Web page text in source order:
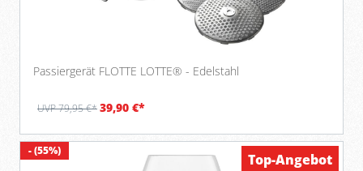
Passiergerät FLOTTE LOTTE® - Edelstahl
UVP 79,95 €*39,90 €*
- (55%)
Verfügbar
Top-Angebot